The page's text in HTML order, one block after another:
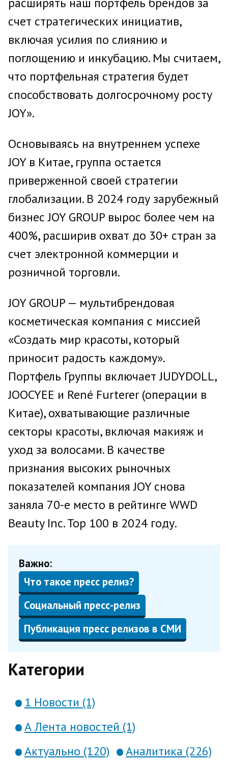
счет стратегических инициатив,
включая усилия по слиянию и
поглощению и инкубацию. Мы считаем,
что портфельная стратегия будет
способствовать долгосрочному росту
JOY».
Основываясь на внутреннем успехе
JOY в Китае, группа остается
приверженной своей стратегии
глобализации. В 2024 году зарубежный
бизнес JOY GROUP вырос более чем на
400%, расширив охват до 30+ стран за
счет электронной коммерции и
розничной торговли.
JOY GROUP — мультибрендовая
косметическая компания с миссией
«Создать мир красоты, который
приносит радость каждому».
Портфель Группы включает JUDYDOLL,
JOOCYEE и René Furterer (операции в
Китае), охватывающие различные
секторы красоты, включая макияж и
уход за волосами. В качестве
признания высоких рыночных
показателей компания JOY снова
заняла 70-е место в рейтинге WWD
Beauty Inc. Top 100 в 2024 году.
Важно:
Что такое пресс релиз?
Социальный пресс-релиз
Публикация пресс релизов в СМИ
Категории
1 Новости (1)
А Лента новостей (1)
Актуально (120)
Аналитика (226)